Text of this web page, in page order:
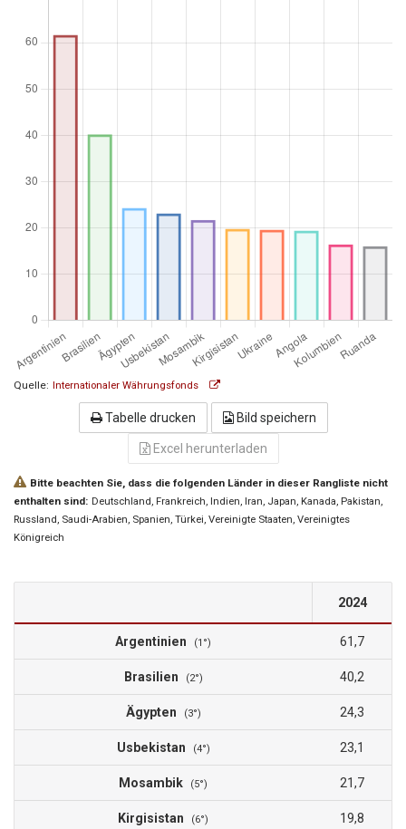
%
Durchschnitt
Quelle: Internationaler Währungsfonds
Tabelle drucken Bild speichern
Excel herunterladen
Bitte beachten Sie, dass die folgenden Länder in dieser Rangliste nicht
enthalten sind: Deutschland, Frankreich, Indien, Iran, Japan, Kanada, Pakistan,
Russland, Saudi-Arabien, Spanien, Türkei, Vereinigte Staaten, Vereinigtes
Königreich
2024
Argentinien (1°) 61,7
Brasilien (2°) 40,2
Ägypten (3°) 24,3
Usbekistan (4°) 23,1
Mosambik (5°) 21,7
Kirgisistan (6°) 19,8